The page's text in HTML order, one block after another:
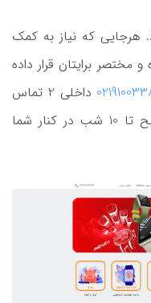
هرجایی که نیاز به کمک
مختصر برایتان قرار داده
داخلی 2 تماس
بگیرید. تیم پشتیبانی از ساعت 8 صبح تا 10 شب در کنار شما